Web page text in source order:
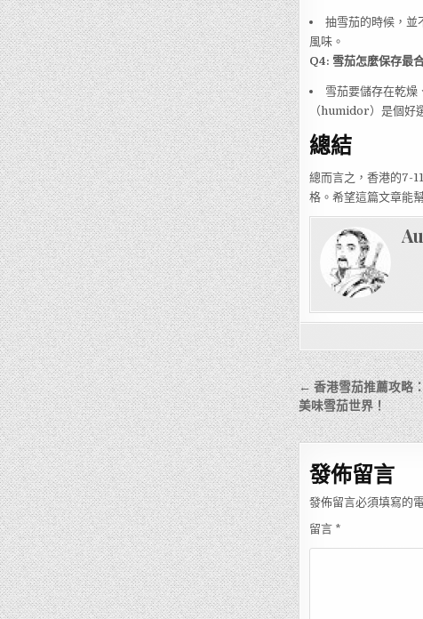
抽雪茄的時候，並
風味。
Q4: 雪茄怎麼保存最
雪茄要儲存在乾燥
（humidor）是個好
總結
總而言之，香港的7-
格。希望這篇文章能
文
章
導
覽
← 香港雪茄推薦攻略
美味雪茄世界！
發佈留言
發佈留言必須填寫的
留言 *